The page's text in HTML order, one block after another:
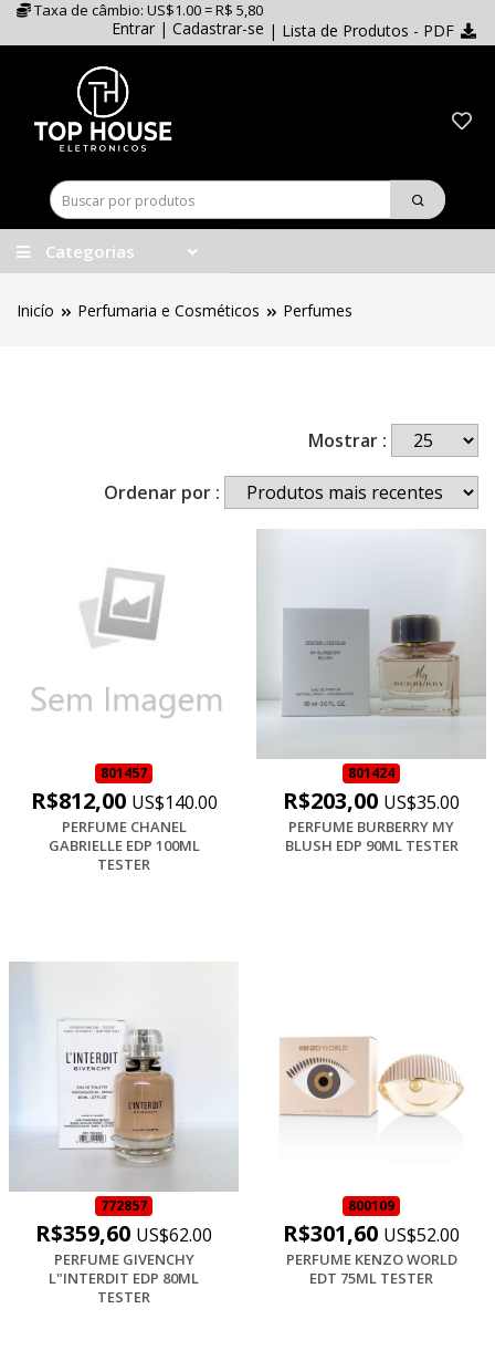
Taxa de câmbio: US$1.00 = R$ 5,80
Entrar | Cadastrar-se | Lista de Produtos - PDF
Categorias
Inicío Perfumaria e Cosméticos Perfumes
Mostrar :
Ordenar por :
801457
R$812,00 US$140.00
PERFUME CHANEL
GABRIELLE EDP 100ML
TESTER
801424
R$203,00 US$35.00
PERFUME BURBERRY MY
BLUSH EDP 90ML TESTER
772857
R$359,60 US$62.00
PERFUME GIVENCHY
L"INTERDIT EDP 80ML
TESTER
800109
R$301,60 US$52.00
PERFUME KENZO WORLD
EDT 75ML TESTER